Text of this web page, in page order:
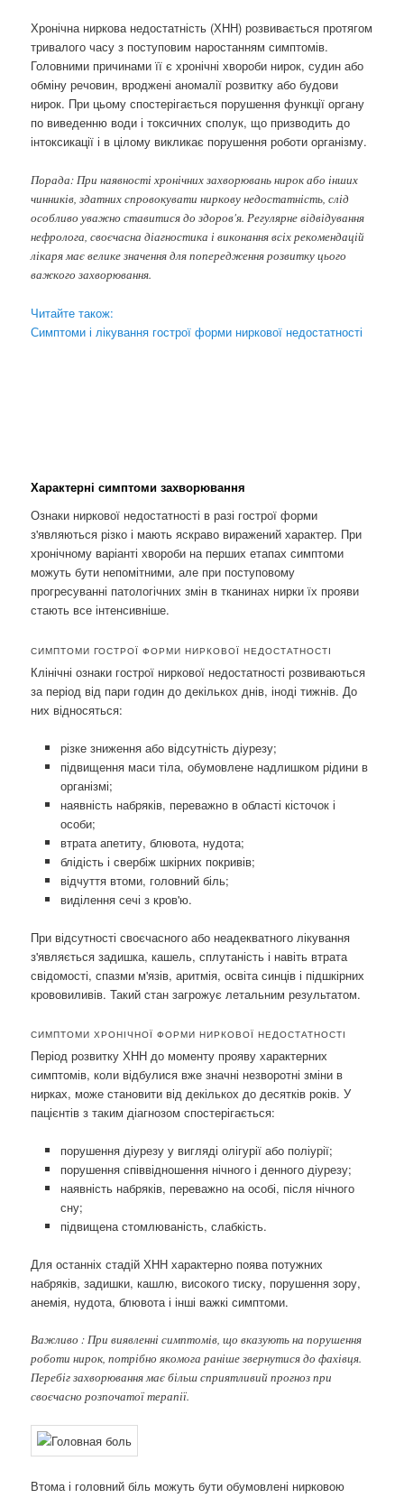
Хронічна ниркова недостатність (ХНН) розвивається протягом
тривалого часу з поступовим наростанням симптомів.
Головними причинами її є хронічні хвороби нирок, судин або
обміну речовин, вроджені аномалії розвитку або будови
нирок. При цьому спостерігається порушення функції органу
по виведенню води і токсичних сполук, що призводить до
інтоксикації і в цілому викликає порушення роботи організму.
Порада: При наявності хронічних захворювань нирок або інших
чинників, здатних спровокувати ниркову недостатність, слід
особливо уважно ставитися до здоров'я. Регулярне відвідування
нефролога, своєчасна діагностика і виконання всіх рекомендацій
лікаря має велике значення для попередження розвитку цього
важкого захворювання.
Читайте також:
Симптоми і лікування гострої форми ниркової недостатності
Характерні симптоми захворювання
Ознаки ниркової недостатності в разі гострої форми
з'являються різко і мають яскраво виражений характер. При
хронічному варіанті хвороби на перших етапах симптоми
можуть бути непомітними, але при поступовому
прогресуванні патологічних змін в тканинах нирки їх прояви
стають все інтенсивніше.
СИМПТОМИ ГОСТРОЇ ФОРМИ НИРКОВОЇ НЕДОСТАТНОСТІ
Клінічні ознаки гострої ниркової недостатності розвиваються
за період від пари годин до декількох днів, іноді тижнів. До
них відносяться:
різке зниження або відсутність діурезу;
підвищення маси тіла, обумовлене надлишком рідини в
організмі;
наявність набряків, переважно в області кісточок і
особи;
втрата апетиту, блювота, нудота;
блідість і свербіж шкірних покривів;
відчуття втоми, головний біль;
виділення сечі з кров'ю.
При відсутності своєчасного або неадекватного лікування
з'являється задишка, кашель, сплутаність і навіть втрата
свідомості, спазми м'язів, аритмія, освіта синців і підшкірних
крововиливів. Такий стан загрожує летальним результатом.
СИМПТОМИ ХРОНІЧНОЇ ФОРМИ НИРКОВОЇ НЕДОСТАТНОСТІ
Період розвитку ХНН до моменту прояву характерних
симптомів, коли відбулися вже значні незворотні зміни в
нирках, може становити від декількох до десятків років. У
пацієнтів з таким діагнозом спостерігається:
порушення діурезу у вигляді олігурії або поліурії;
порушення співвідношення нічного і денного діурезу;
наявність набряків, переважно на особі, після нічного
сну;
підвищена стомлюваність, слабкість.
Для останніх стадій ХНН характерно поява потужних
набряків, задишки, кашлю, високого тиску, порушення зору,
анемія, нудота, блювота і інші важкі симптоми.
Важливо : При виявленні симптомів, що вказують на порушення
роботи нирок, потрібно якомога раніше звернутися до фахівця.
Перебіг захворювання має більш сприятливий прогноз при
своєчасно розпочатої терапії.
Втома і головний біль можуть бути обумовлені нирковою